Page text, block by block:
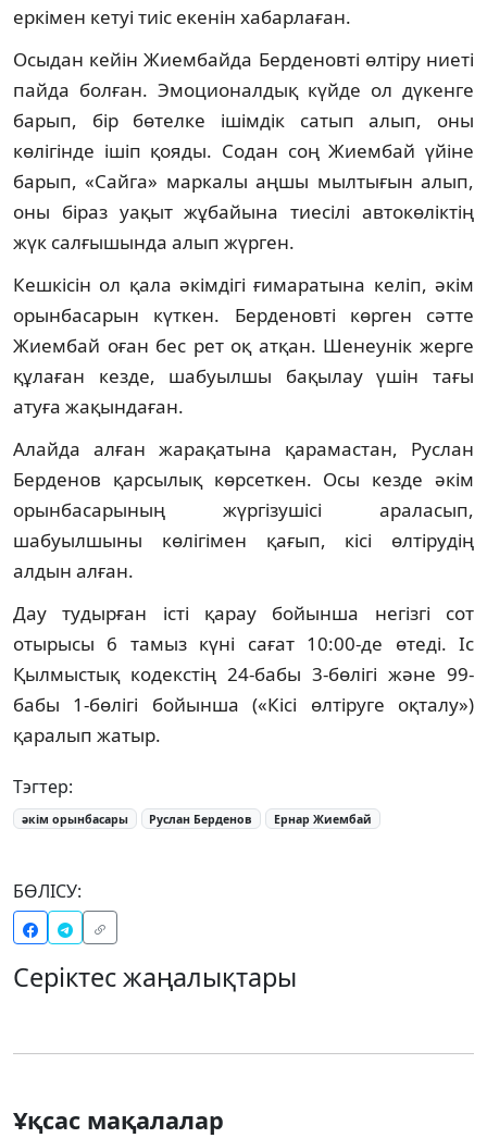
еркімен кетуі тиіс екенін хабарлаған.
Осыдан кейін Жиембайда Берденовті өлтіру ниеті
пайда болған. Эмоционалдық күйде ол дүкенге
барып, бір бөтелке ішімдік сатып алып, оны
көлігінде ішіп қояды. Содан соң Жиембай үйіне
барып, «Сайга» маркалы аңшы мылтығын алып,
оны біраз уақыт жұбайына тиесілі автокөліктің
жүк салғышында алып жүрген.
Кешкісін ол қала әкімдігі ғимаратына келіп, әкім
орынбасарын күткен. Берденовті көрген сәтте
Жиембай оған бес рет оқ атқан. Шенеунік жерге
құлаған кезде, шабуылшы бақылау үшін тағы
атуға жақындаған.
Алайда алған жарақатына қарамастан, Руслан
Берденов қарсылық көрсеткен. Осы кезде әкім
орынбасарының жүргізушісі араласып,
шабуылшыны көлігімен қағып, кісі өлтірудің
алдын алған.
Дау тудырған істі қарау бойынша негізгі сот
отырысы 6 тамыз күні сағат 10:00-де өтеді. Іс
Қылмыстық кодекстің 24-бабы 3-бөлігі және 99-
бабы 1-бөлігі бойынша («Кісі өлтіруге оқталу»)
қаралып жатыр.
Тэгтер:
әкім орынбасары Руслан Берденов Ернар Жиембай
БӨЛІСУ:
Серіктес жаңалықтары
Ұқсас мақалалар